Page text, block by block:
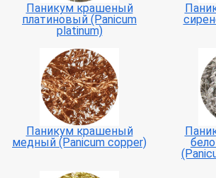
Паникум крашеный
платиновый (Panicum
platinum)
Паникум крашеный
медный (Panicum copper)